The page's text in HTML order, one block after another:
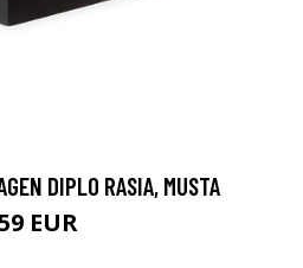
DIPLO RASIA, MUSTA
EUR